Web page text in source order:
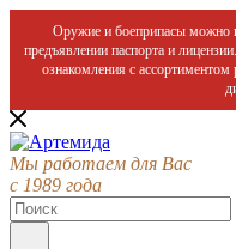
Оружие и боеприпасы можно
предъявлении паспорта и
ознакомления с ассортиментом
Мы работаем для Вас
с 1989 года